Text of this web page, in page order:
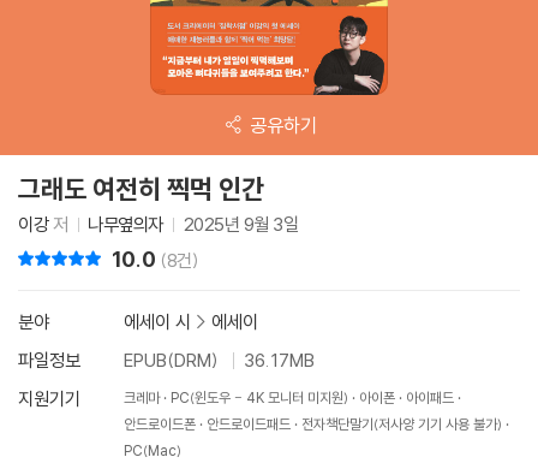
공유하기
그래도 여전히 찍먹 인간
이강저 나무옆의자 2025년 9월 3일
10.0 (8건)
분야 에세이 시 > 에세이
파일정보
EPUB(DRM)
36.17MB
지원기기
크레마 PC(윈도우 - 4K 모니터 미지원) 아이폰
아이패드
안드로이드폰
안드로이드패드
전자책단말기(저사양 기기 사용 불가)
PC(Mac)